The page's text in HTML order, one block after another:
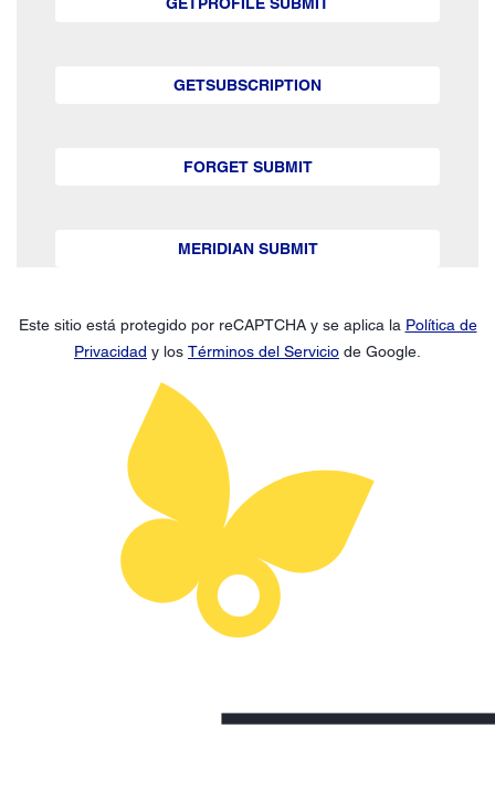
GETSUBSCRIPTION
FORGET SUBMIT
MERIDIAN SUBMIT
Este sitio está protegido por reCAPTCHA y se aplica la Política de
Privacidad y los Términos del Servicio de Google.